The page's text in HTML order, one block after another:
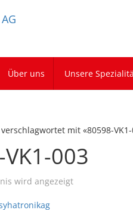
Über uns Unsere
mit «80598-VK1-
003
wird angezeigt